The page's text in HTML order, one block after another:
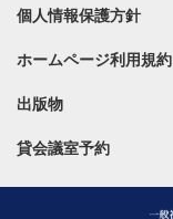
個人情報保護方針
ホームページ利用規約
出版物
貸会議室予約